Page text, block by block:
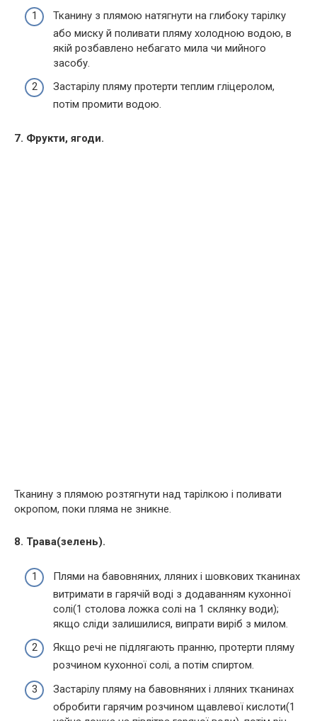
Тканину з плямою натягнути на глибоку тарілку
або миску й поливати пляму холодною водою, в
якій розбавлено небагато мила чи мийного
засобу.
Застарілу пляму протерти теплим гліцеролом,
потім промити водою.
7. Фрукти, ягоди.
Тканину з плямою розтягнути над тарілкою і поливати
окропом, поки пляма не зникне.
8. Трава(зелень).
Плями на бавовняних, лляних і шовкових тканинах
витримати в гарячій воді з додаванням кухонної
солі(1 столова ложка солі на 1 склянку води);
якщо сліди залишилися, випрати виріб з милом.
Якщо речі не підлягають пранню, протерти пляму
розчином кухонної солі, а потім спиртом.
Застарілу пляму на бавовняних і лляних тканинах
обробити гарячим розчином щавлевої кислоти(1